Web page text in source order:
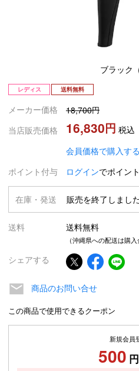
ブラック
レディス 送料無料
メーカー価格
18,700
当店販売価格
16,830 税込
会員価格で購入す
ポイント付与
ログインでポイン
在庫・発送 販売を終了しました
送料 送料無料
（沖縄県への配送は購
シェアする
商品のお問い合せ
この商品で使用できるクーポン
新規会員
500 円